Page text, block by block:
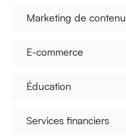
Marketing de contenu
E-commerce
Éducation
Services financiers